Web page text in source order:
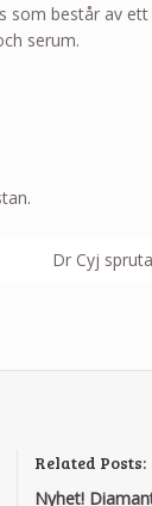
som består av
serum.
Related Posts:
Nyhet!